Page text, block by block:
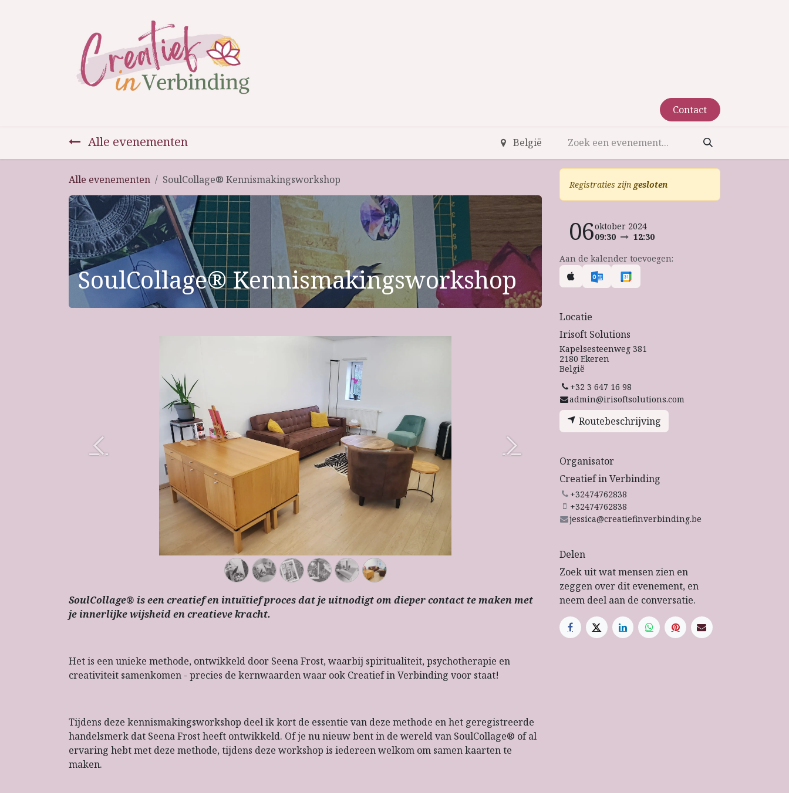
Contact​​
Alle evenementen België
Alle evenementen SoulCollage® Kennismakingsworkshop
SoulCollage® Kennismakingsworkshop
Vorige Volgende
SoulCollage® is een creatief en intuïtief proces dat je uitnodigt om dieper contact te maken met
je innerlijke wijsheid en creatieve kracht.
​Het is een unieke methode, ontwikkeld door Seena Frost, waarbij spiritualiteit, psychotherapie en
creativiteit samenkomen - precies de kernwaarden waar ook Creatief in Verbinding voor staat!
Tijdens deze kennismakingsworkshop deel ik kort de essentie van deze methode en het geregistreerde
handelsmerk dat Seena Frost heeft ontwikkeld. Of je nu nieuw bent in de wereld van SoulCollage® of al
ervaring hebt met deze methode, tijdens deze workshop is iedereen welkom om samen kaarten te
maken.
Registraties zijn gesloten
06oktober 2024
09:30
12:30
Aan de kalender toevoegen:
Locatie
Irisoft Solutions
Kapelsesteenweg 381
2180 Ekeren
België
+32 3 647 16 98
admin@irisoftsolutions.com
Routebeschrijving
Organisator
Creatief in Verbinding
+32474762838
+32474762838
jessica@creatiefinverbinding.be
Delen
Zoek uit wat mensen zien en
zeggen over dit evenement, en
neem deel aan de conversatie.